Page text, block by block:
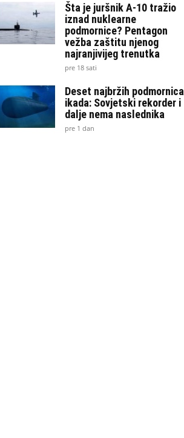
Šta je juršnik A-10 tražio
iznad nuklearne
podmornice? Pentagon
vežba zaštitu njenog
najranjivijeg trenutka
pre 18 sati
Deset najbržih podmornica
ikada: Sovjetski rekorder i
dalje nema naslednika
pre 1 dan